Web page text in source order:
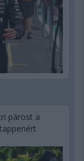
párost a